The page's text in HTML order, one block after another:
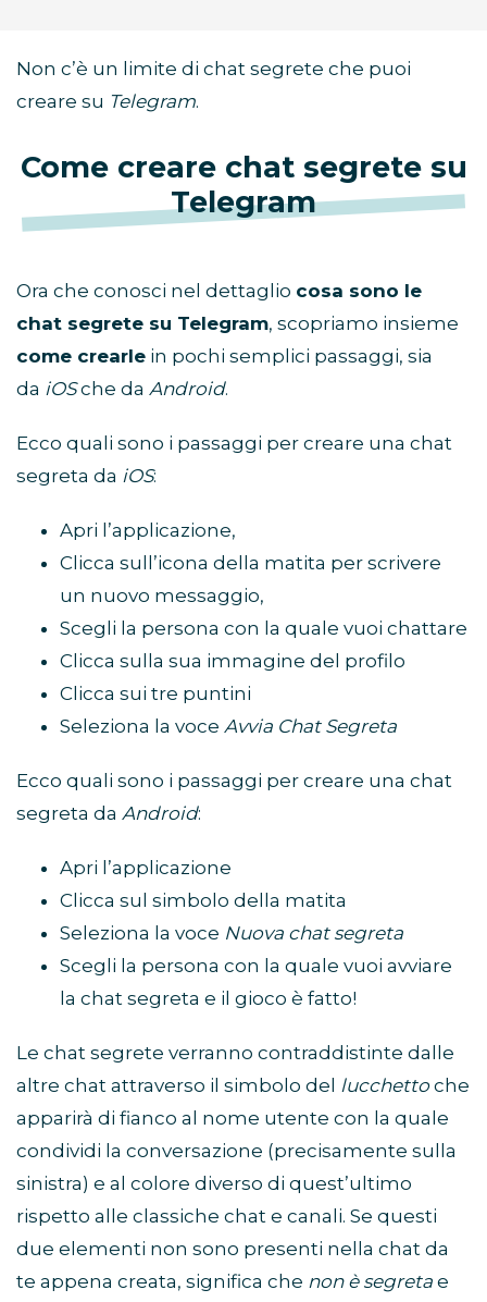
Non c’è un limite di chat segrete che puoi
creare su Telegram.
Come creare chat segrete su
Telegram
Ora che conosci nel dettaglio cosa sono le
chat segrete su Telegram, scopriamo insieme
come crearle in pochi semplici passaggi, sia
da iOSche da Android.
Ecco quali sono i passaggi per creare una chat
segreta da iOS:
Apri l’applicazione,
Clicca sull’icona della matita per scrivere
un nuovo messaggio,
Scegli la persona con la quale vuoi chattare
Clicca sulla sua immagine del profilo
Clicca sui tre puntini
Seleziona la voce Avvia Chat Segreta
Ecco quali sono i passaggi per creare una chat
segreta da Android:
Apri l’applicazione
Clicca sul simbolo della matita
Seleziona la voce Nuova chat segreta
Scegli la persona con la quale vuoi avviare
la chat segreta e il gioco è fatto!
Le chat segrete verranno contraddistinte dalle
altre chat attraverso il simbolo del lucchettoche
apparirà di fianco al nome utente con la quale
condividi la conversazione (precisamente sulla
sinistra) e al colore diverso di quest’ultimo
rispetto alle classiche chat e canali. Se questi
due elementi non sono presenti nella chat da
te appena creata, significa che non è segreta e